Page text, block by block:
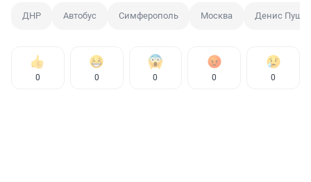
ДНР Автобус Симферополь Москва Денис
0 0 0 0 0